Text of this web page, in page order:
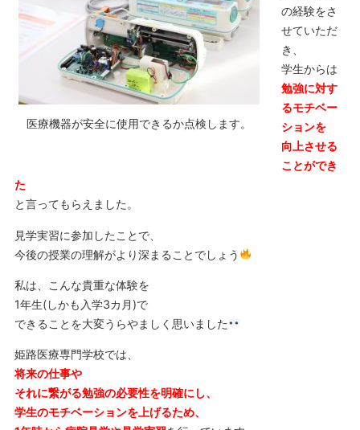
医療機器が安全に使用できるか点検します。
の経験をさ
せていただ
き、
学生からは
勉強に対す
るモチベー
ションを
向上させる
ことができ
た
と言ってもらえました。
見学実習に参加したことで、
今後の授業の理解がより深まることでしょう
私は、こんな貴重な体験を
1年生(しかも入学3カ月)で
できることを大変うらやましく思いました
姫路医療専門学校では、
将来の仕事や
それに繋がる勉強の必要性を明確にし、
学生のモチベーションを上げるため、